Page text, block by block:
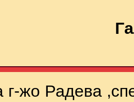
жо Радева